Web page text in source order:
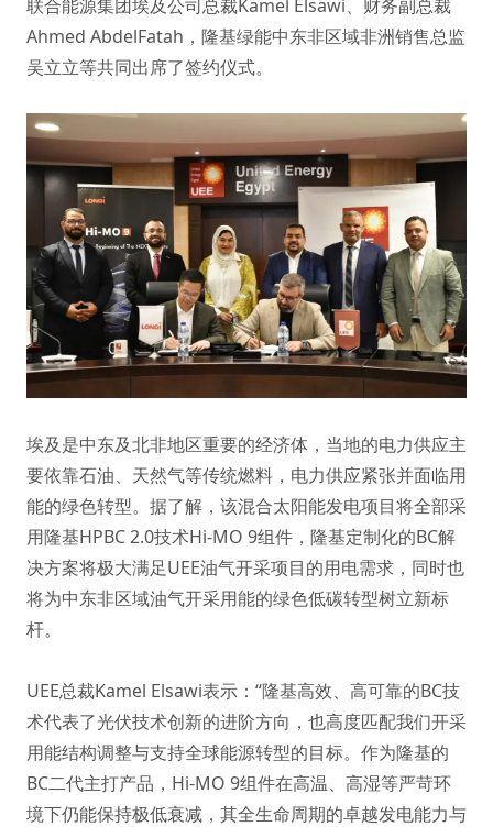
联合能源集团埃及公司总裁Kamel Elsawi、财务副总裁
Ahmed AbdelFatah，隆基绿能中东非区域非洲销售总监
吴立立等共同出席了签约仪式。
埃及是中东及北非地区重要的经济体，当地的电力供应主
要依靠石油、天然气等传统燃料，电力供应紧张并面临用
能的绿色转型。据了解，该混合太阳能发电项目将全部采
用隆基HPBC 2.0技术Hi-MO 9组件，隆基定制化的BC解
决方案将极大满足UEE油气开采项目的用电需求，同时也
将为中东非区域油气开采用能的绿色低碳转型树立新标
杆。
UEE总裁Kamel Elsawi表示：“隆基高效、高可靠的BC技
术代表了光伏技术创新的进阶方向，也高度匹配我们开采
用能结构调整与支持全球能源转型的目标。作为隆基的
BC二代主打产品，Hi-MO 9组件在高温、高湿等严苛环
境下仍能保持极低衰减，其全生命周期的卓越发电能力与